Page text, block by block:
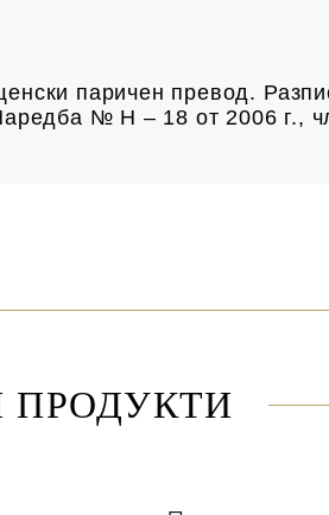
паричен превод.
№ Н – 18 от 2006 г.,
ПРОДУКТИ